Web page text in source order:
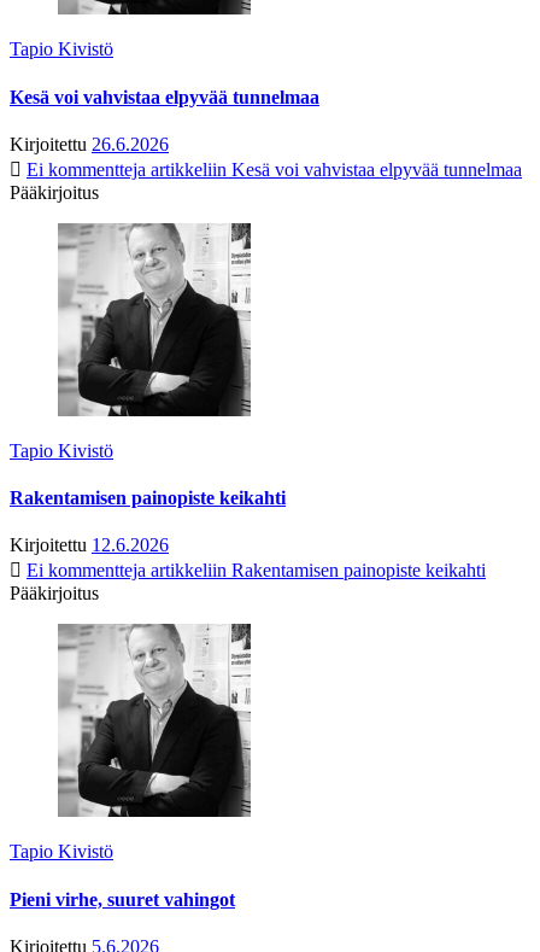
Tapio Kivistö
Kesä voi vahvistaa elpyvää tunnelmaa
Kirjoitettu 26.6.2026
Ei kommentteja artikkeliin Kesä voi vahvistaa elpyvää tunnelmaa
Pääkirjoitus
Tapio Kivistö
Rakentamisen painopiste keikahti
Kirjoitettu 12.6.2026
Ei kommentteja artikkeliin Rakentamisen painopiste keikahti
Pääkirjoitus
Tapio Kivistö
Pieni virhe, suuret vahingot
Kirjoitettu 5.6.2026